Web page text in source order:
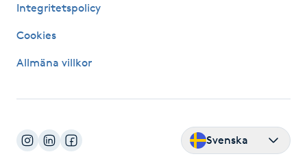
Rosacea
Samtalsterapi
Integritetspolicy
Cookies
Allmäna villkor
Svenska